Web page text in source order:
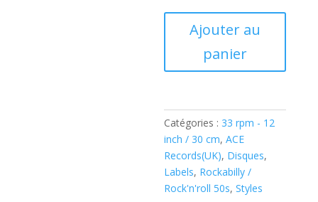
Screaming
Lord
Rock
And
Horror
(
Vinyl
Ajouter au
panier
Catégories : 33 rpm - 12
inch / 30 cm,ACE
Records(UK), Disques,
Labels, Rockabilly /
Rock'n'roll 50s,Styles